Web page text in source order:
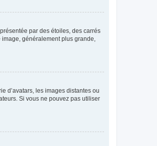
par des étoiles, des carrés
généralement plus grande,
d’avatars, les images distantes ou
Si vous ne pouvez pas utiliser